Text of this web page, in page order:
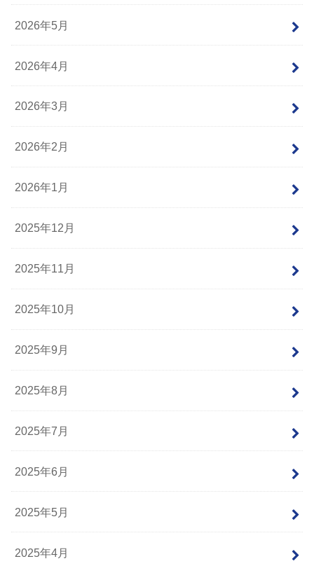
2026年5月
2026年4月
2026年3月
2026年2月
2026年1月
2025年12月
2025年11月
2025年10月
2025年9月
2025年8月
2025年7月
2025年6月
2025年5月
2025年4月